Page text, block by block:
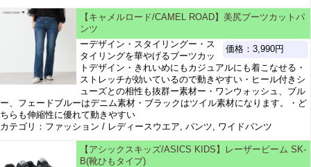
【キャメルロード/CAMEL ROAD】美尻ブーツカットパ
ンツ
価格：3,990円
ーデザイン・スタイリングー・ス
タイリングを華やげるブーツカッ
トデザイン・きれいめにもカジュアルにも着こなせる・
ストレッチが効いているので動きやすい・ヒール付きシ
ューズとの相性も抜群ー素材ー・ワンウォッシュ、ブル
ー、フェードブルーはデニム素材・ブラックはツイル素材になります。・ど
ちらも伸縮性に優れて動きやすい
カテゴリ：ファッション / レディースウエア, パンツ, ワイドパンツ
【アシックスキッズ/ASICS KIDS】レーザービーム SK-
B(靴ひもタイプ)